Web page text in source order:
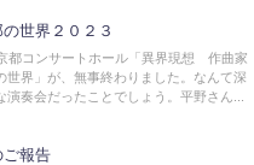
世界２０２３
都コンサートホール「異界現想 作曲家
世界」が、無事終わりました。なんて深
演奏会だったことでしょう。平野さん...
ご報告